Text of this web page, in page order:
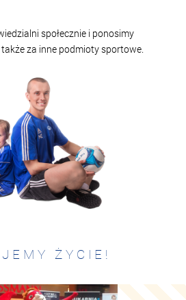
społecznie i ponosimy
za inne podmioty sportowe.
ŻYCIE!